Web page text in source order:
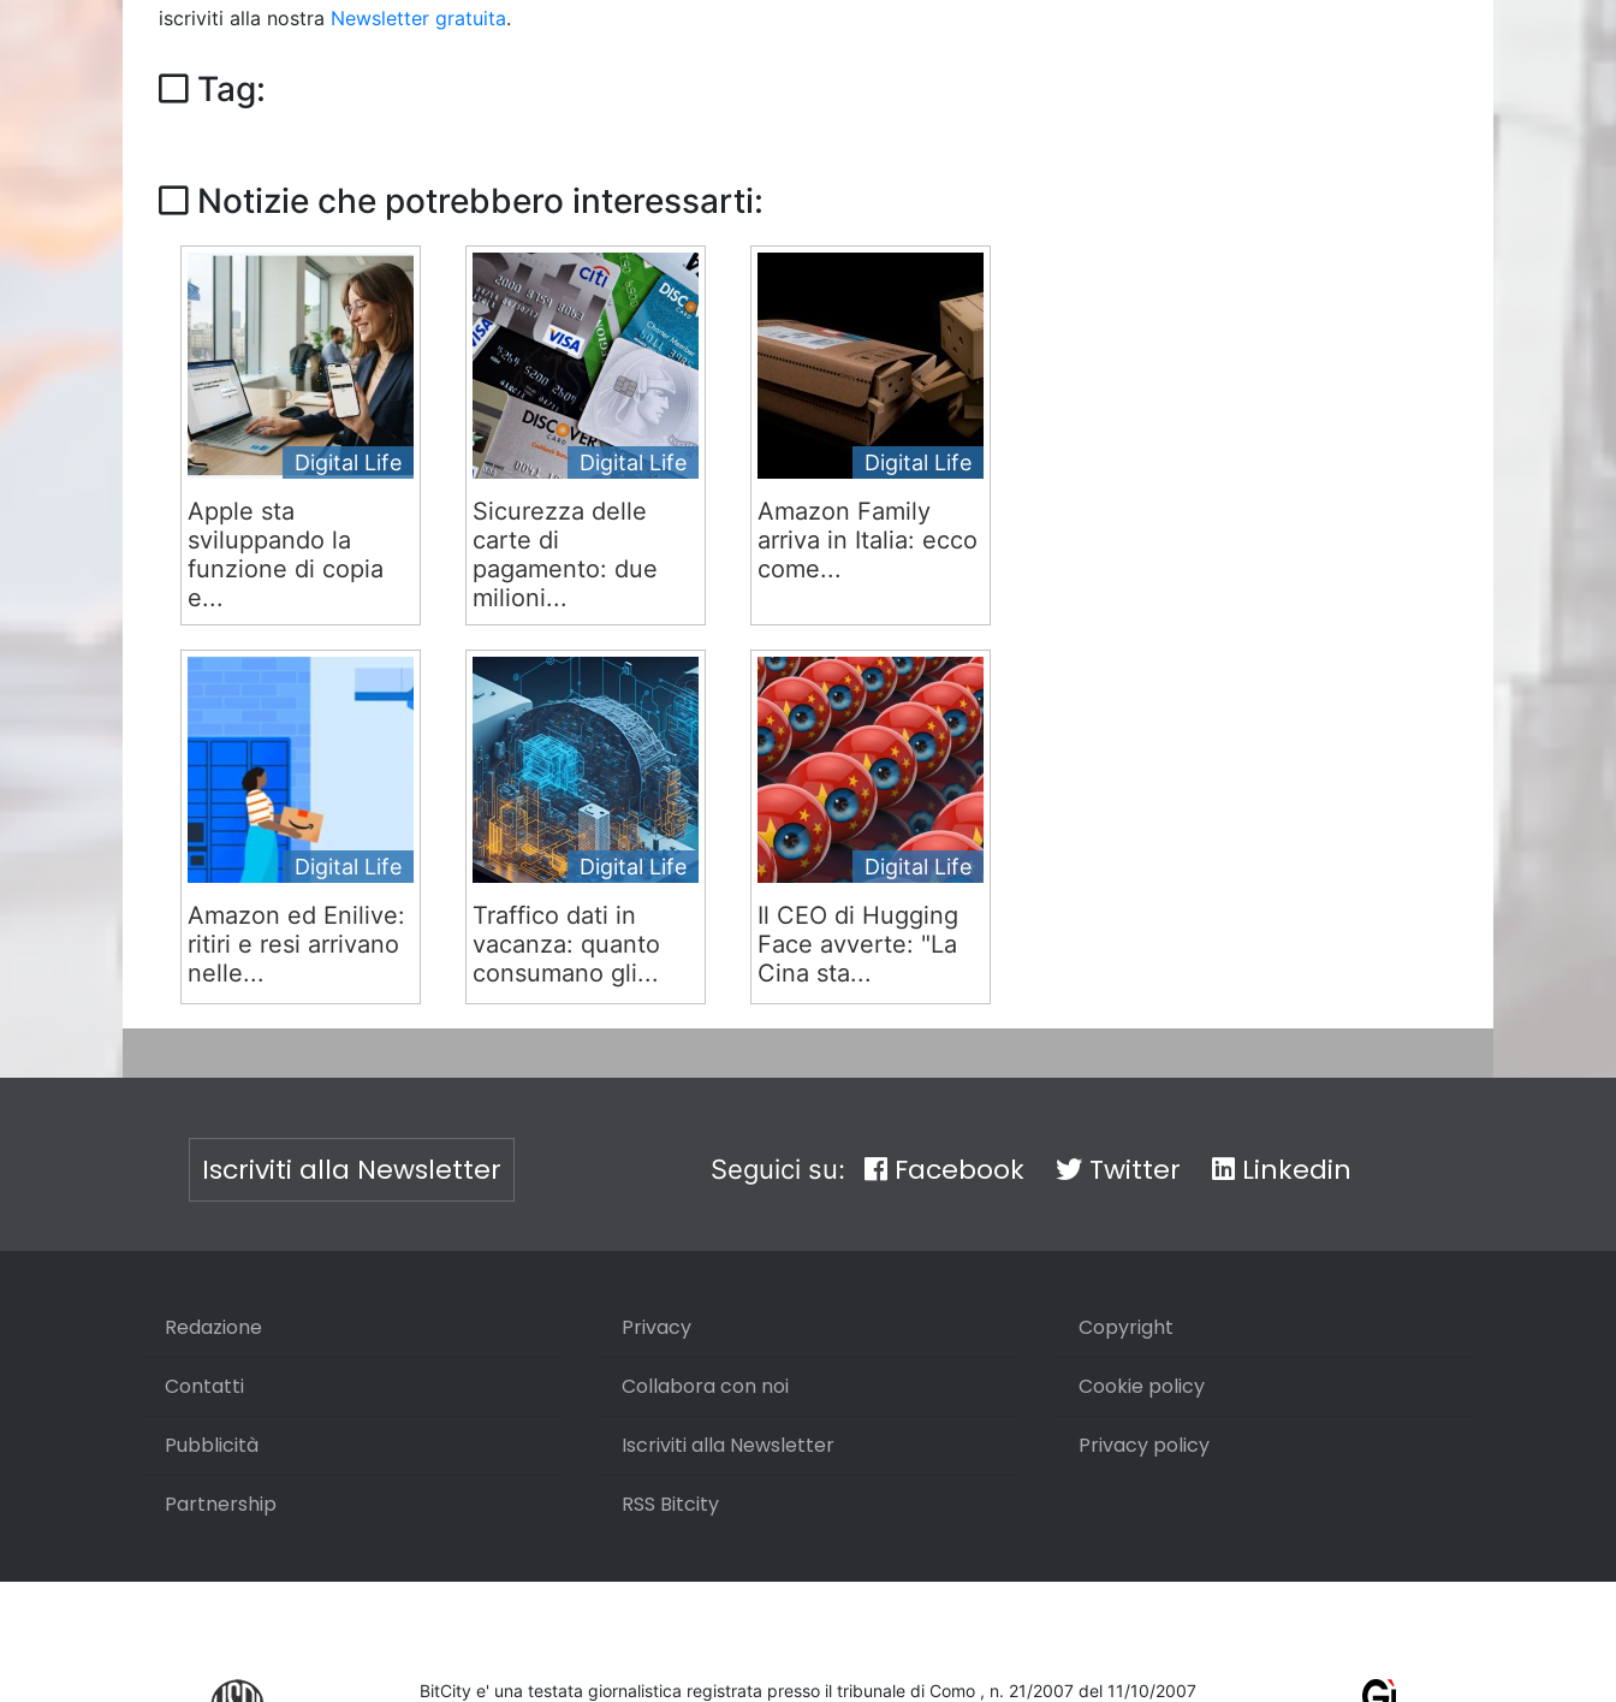
iscriviti alla nostra Newsletter gratuita.
Tag:
Notizie che potrebbero interessarti:
Digital Life
Apple sta
sviluppando la
funzione di copia
e...
Digital Life
Sicurezza delle
carte di
pagamento: due
milioni...
Digital Life
Amazon Family
arriva in Italia: ecco
come...
Digital Life
Amazon ed Enilive:
ritiri e resi arrivano
nelle...
Digital Life
Traffico dati in
vacanza: quanto
consumano gli...
Digital Life
Il CEO di Hugging
Face avverte: "La
Cina sta...
Iscriviti alla Newsletter Seguici su: Facebook Twitter Linkedin
Redazione
Contatti
Pubblicità
Partnership
Privacy
Collabora con noi
Iscriviti alla Newsletter
RSS Bitcity
Copyright
Cookie policy
Privacy policy
BitCity e' una testata giornalistica registrata presso il tribunale di Como , n. 21/2007 del 11/10/2007